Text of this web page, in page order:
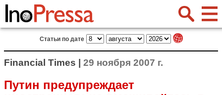
Статьи по дате
Financial Times | 29 ноября 2007 г.
Путин предупреждает